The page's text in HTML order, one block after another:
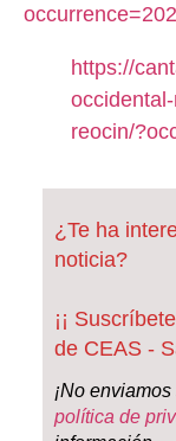
https://
reocin/
¿Te ha
noticia?
¡¡
de CEAS -
¡No
política de